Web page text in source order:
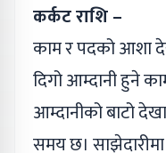
कर्कट राशि –
काम र पदको आशा
दिगो आम्दानी हुने
आम्दानीको बाटो
समय छ। साझेदारीमा